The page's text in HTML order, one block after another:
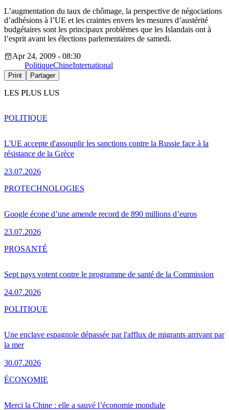
L’augmentation du taux de chômage, la perspective de négociations
d’adhésions à l’UE et les craintes envers les mesures d’austérité
budgétaires sont les principaux problèmes que les Islandais ont à
l’esprit avant les élections parlementaires de samedi.
Apr 24, 2009 - 08:30
PolitiqueChineInternational
Print Partager
LES PLUS LUS
L'UE accepte d'assouplir les sanctions contre la Russie face à la
résistance de la Grèce
23.07.2026
POLITIQUE
Google écope d’une amende record de 890 millions d’euros
23.07.2026
PROTECHNOLOGIES
Sept pays votent contre le programme de santé de la Commission
24.07.2026
PROSANTÉ
Une enclave espagnole dépassée par l'afflux de migrants arrivant par
la mer
30.07.2026
POLITIQUE
Merci la Chine : elle a sauvé l’économie mondiale
ÉCONOMIE